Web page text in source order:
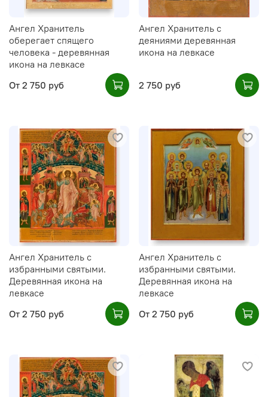
Ангел Хранитель
оберегает спящего
человека - деревянная
икона на левкасе
От 2 750 руб
Ангел Хранитель с
деяниями деревянная
икона на левкасе
2 750 руб
Ангел Хранитель с
избранными святыми.
Деревянная икона на
левкасе
От 2 750 руб
Ангел Хранитель с
избранными святыми.
Деревянная икона на
левкасе
От 2 750 руб